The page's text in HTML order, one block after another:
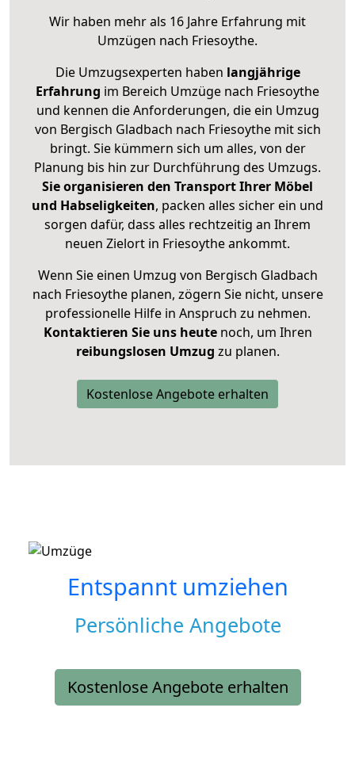
Wir haben mehr als 16 Jahre Erfahrung mit
Umzügen nach Friesoythe.
Die Umzugsexperten haben langjährige
Erfahrung im Bereich Umzüge nach Friesoythe
und kennen die Anforderungen, die ein Umzug
von Bergisch Gladbach nach Friesoythe mit sich
bringt. Sie kümmern sich um alles, von der
Planung bis hin zur Durchführung des Umzugs.
Sie organisieren den Transport Ihrer Möbel
und Habseligkeiten, packen alles sicher ein und
sorgen dafür, dass alles rechtzeitig an Ihrem
neuen Zielort in Friesoythe ankommt.
Wenn Sie einen Umzug von Bergisch Gladbach
nach Friesoythe planen, zögern Sie nicht, unsere
professionelle Hilfe in Anspruch zu nehmen.
Kontaktieren Sie uns heutenoch, um Ihren
reibungslosen Umzug zu planen.
Kostenlose Angebote erhalten
Entspannt umziehen
Persönliche Angebote
Kostenlose Angebote erhalten